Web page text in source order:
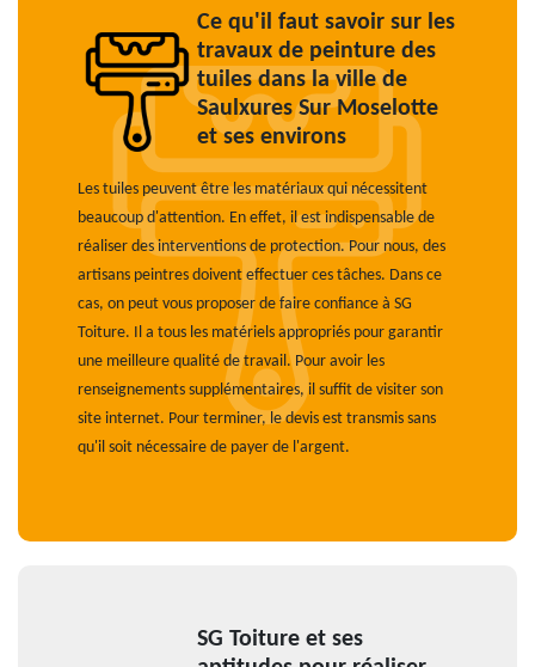
Ce qu'il faut savoir sur les
travaux de peinture des
tuiles dans la ville de
Saulxures Sur Moselotte
et ses environs
Les tuiles peuvent être les matériaux qui nécessitent
beaucoup d'attention. En effet, il est indispensable de
réaliser des interventions de protection. Pour nous, des
artisans peintres doivent effectuer ces tâches. Dans ce
cas, on peut vous proposer de faire confiance à SG
Toiture. Il a tous les matériels appropriés pour garantir
une meilleure qualité de travail. Pour avoir les
renseignements supplémentaires, il suffit de visiter son
site internet. Pour terminer, le devis est transmis sans
qu'il soit nécessaire de payer de l'argent.
SG Toiture et ses